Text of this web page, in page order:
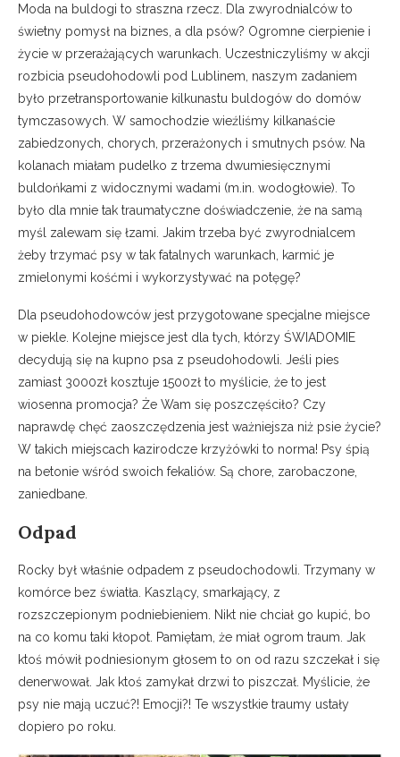
Moda na buldogi to straszna rzecz. Dla zwyrodnialców to
świetny pomysł na biznes, a dla psów? Ogromne cierpienie i
życie w przerażających warunkach. Uczestniczyliśmy w akcji
rozbicia pseudohodowli pod Lublinem, naszym zadaniem
było przetransportowanie kilkunastu buldogów do domów
tymczasowych. W samochodzie wieźliśmy kilkanaście
zabiedzonych, chorych, przerażonych i smutnych psów. Na
kolanach miałam pudelko z trzema dwumiesięcznymi
buldońkami z widocznymi wadami (m.in. wodogłowie). To
było dla mnie tak traumatyczne doświadczenie, że na samą
myśl zalewam się łzami. Jakim trzeba być zwyrodnialcem
żeby trzymać psy w tak fatalnych warunkach, karmić je
zmielonymi kośćmi i wykorzystywać na potęgę?
Dla pseudohodowców jest przygotowane specjalne miejsce
w piekle. Kolejne miejsce jest dla tych, którzy ŚWIADOMIE
decydują się na kupno psa z pseudohodowli. Jeśli pies
zamiast 3000zł kosztuje 1500zł to myślicie, że to jest
wiosenna promocja? Że Wam się poszczęściło? Czy
naprawdę chęć zaoszczędzenia jest ważniejsza niż psie życie?
W takich miejscach kazirodcze krzyżówki to norma! Psy śpią
na betonie wśród swoich fekaliów. Są chore, zarobaczone,
zaniedbane.
Odpad
Rocky był właśnie odpadem z pseudochodowli. Trzymany w
komórce bez światła. Kaszlący, smarkający, z
rozszczepionym podniebieniem. Nikt nie chciał go kupić, bo
na co komu taki kłopot. Pamiętam, że miał ogrom traum. Jak
ktoś mówił podniesionym głosem to on od razu szczekał i się
denerwował. Jak ktoś zamykał drzwi to piszczał. Myślicie, że
psy nie mają uczuć?! Emocji?! Te wszystkie traumy ustały
dopiero po roku.